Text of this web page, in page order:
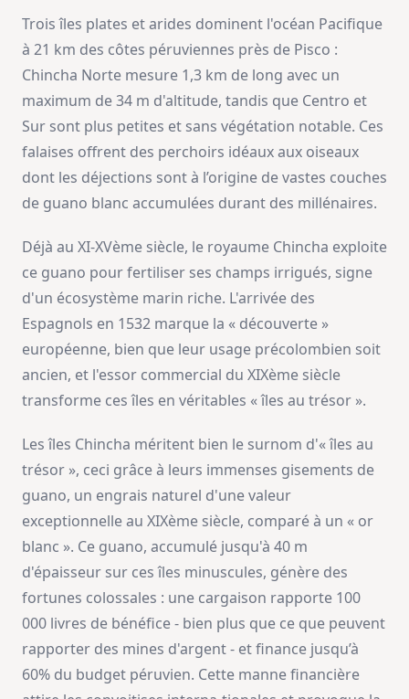
Trois îles plates et arides dominent l'océan Pacifique
à 21 km des côtes péruviennes près de Pisco :
Chincha Norte mesure 1,3 km de long avec un
maximum de 34 m d'altitude, tandis que Centro et
Sur sont plus petites et sans végétation notable. Ces
falaises offrent des perchoirs idéaux aux oiseaux
dont les déjections sont à l’origine de vastes couches
de guano blanc accumulées durant des millénaires.
Déjà au XI-XVème siècle, le royaume Chincha exploite
ce guano pour fertiliser ses champs irrigués, signe
d'un écosystème marin riche. L'arrivée des
Espagnols en 1532 marque la « découverte »
européenne, bien que leur usage précolombien soit
ancien, et l'essor commercial du XIXème siècle
transforme ces îles en véritables « îles au trésor ».
Les îles Chincha méritent bien le surnom d'« îles au
trésor », ceci grâce à leurs immenses gisements de
guano, un engrais naturel d'une valeur
exceptionnelle au XIXème siècle, comparé à un « or
blanc ». Ce guano, accumulé jusqu'à 40 m
d'épaisseur sur ces îles minuscules, génère des
fortunes colossales : une cargaison rapporte 100
000 livres de bénéfice - bien plus que ce que peuvent
rapporter des mines d'argent - et finance jusqu’à
60% du budget péruvien. Cette manne financière